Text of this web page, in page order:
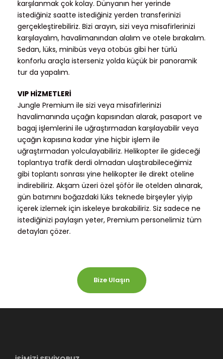
karşılanmak çok kolay. Dünyanın her yerinde
istediğiniz saatte istediğiniz yerden transferinizi
gerçekleştirebiliriz. Bizi arayın, sizi veya misafirlerinizi
karşılayalım, havalimanından alalım ve otele bırakalım.
Sedan, lüks, minibüs veya otobüs gibi her türlü
konforlu araçla isterseniz yolda küçük bir panoramik
tur da yapalım.
VIP HİZMETLERİ
Jungle Premium ile sizi veya misafirlerinizi
havalimanında uçağın kapısından alarak, pasaport ve
bagaj işlemlerini ile uğraştırmadan karşılayabilir veya
uçağın kapısına kadar yine hiçbir işlem ile
uğraştırmadan yolculayabiliriz. Helikopter ile gideceği
toplantıya trafik derdi olmadan ulaştırabileceğimiz
gibi toplantı sonrası yine helikopter ile direkt oteline
indirebiliriz. Akşam üzeri özel şöför ile otelden alınarak,
gün batımını boğazdaki lüks teknede birşeyler yiyip
içerek izlemek için iskeleye bırakabiliriz. Siz sadece ne
istediğinizi paylaşın yeter, Premium personelimiz tüm
detayları çözer.
Bize Ulaşın